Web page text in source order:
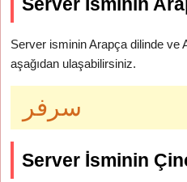
Server isminin Arapça dilinde ve
aşağıdan ulaşabilirsiniz.
سرفر
Server İsminin